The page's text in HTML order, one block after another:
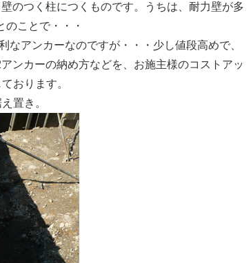
のつく柱につくものです。うちは、耐力壁が多
ことで・・・
アンカーなのですが・・・少し値段高めで、
ンカーの納め方などを、お施主様のコストアッ
おります。
置き。